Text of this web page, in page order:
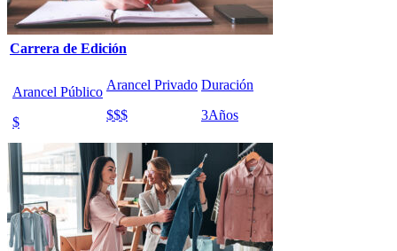
Carrera de Edición
Arancel Público
$
Arancel Privado
$$$
Duración
3Años